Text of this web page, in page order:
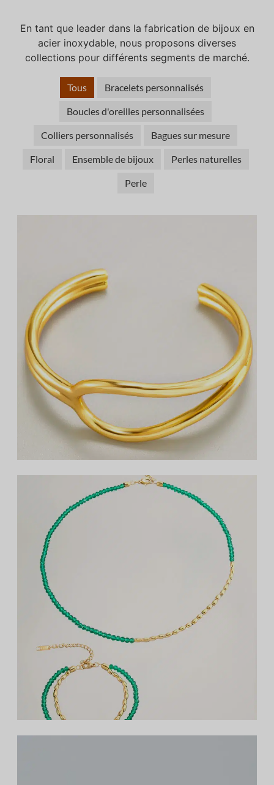
En tant que leader dans la fabrication de bijoux en
acier inoxydable, nous proposons diverses
collections pour différents segments de marché.
Tous Bracelets personnalisés
Boucles d'oreilles personnalisées
Colliers personnalisés Bagues sur mesure
Floral Ensemble de bijoux Perles naturelles
Perle